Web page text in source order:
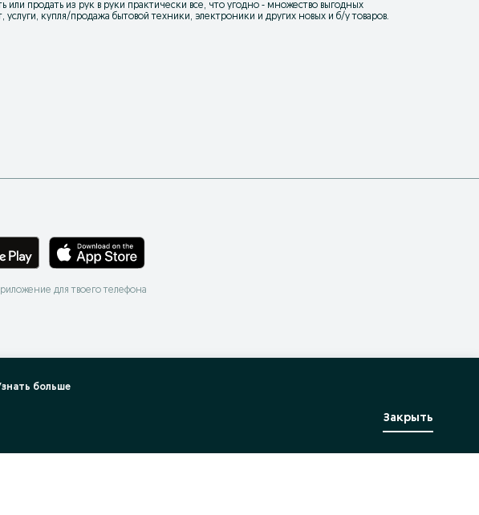
или продать из рук в руки практически все, что угодно - множество выгодных
купля/продажа бытовой техники, электроники и других новых и б/у товаров.
для твоего телефона
больше
Закрыть